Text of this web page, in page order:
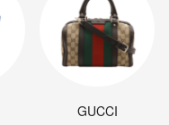
GUCCI